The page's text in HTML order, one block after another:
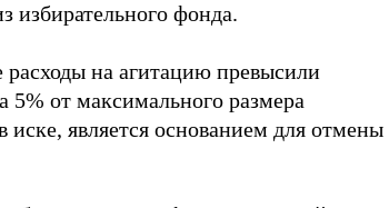
избирательного фонда.
на агитацию превысили
5% от максимального размера
иске, является основанием для отмены